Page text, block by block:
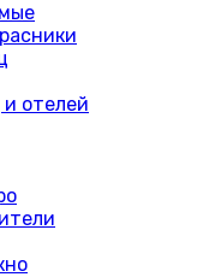
отелей